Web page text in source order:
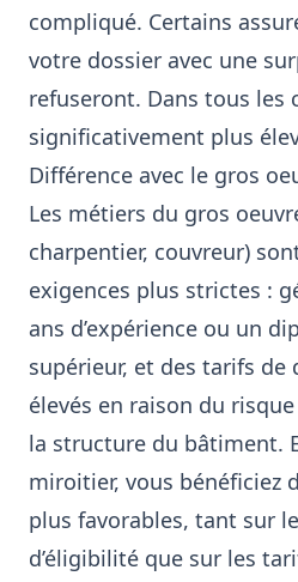
compliqué. Certains
votre dossier avec une
refuseront. Dans tous les
significativement plus
Différence avec le gros
Les métiers du gros
charpentier, couvreur)
exigences plus strictes :
ans d’expérience ou un
supérieur, et des tarifs de
élevés en raison du
la structure du bâtiment.
miroitier, vous bénéficiez
plus favorables, tant sur
d’éligibilité que sur les